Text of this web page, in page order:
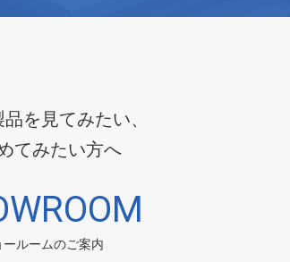
を見てみたい、
てみたい方へ
ールームのご案内